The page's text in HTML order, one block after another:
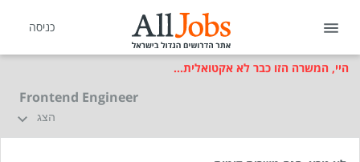
כניסה
היי, המשרה הזו כבר לא אקטואלית...
Frontend Engineer
הצג